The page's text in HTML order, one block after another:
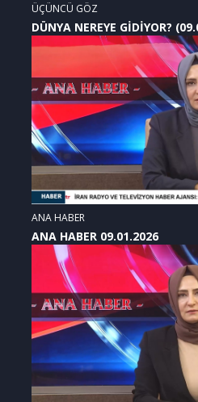
ÜÇÜNCÜ GÖZ
DÜNYA NEREYE GİDİYOR?
ANA HABER
ANA HABER 09.01.2026